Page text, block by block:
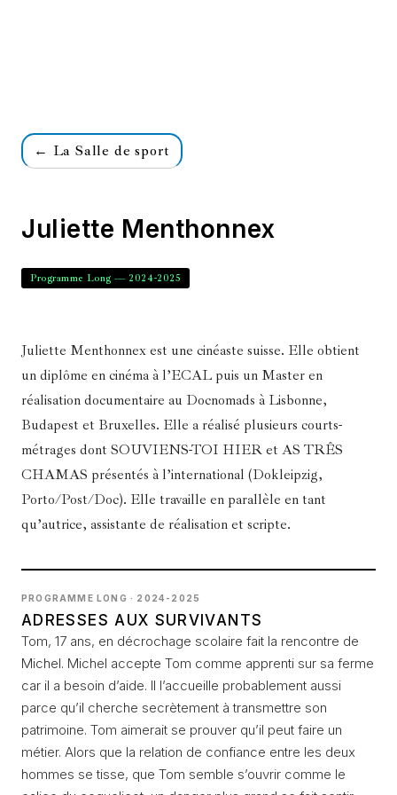
← La Salle de sport
Juliette Menthonnex
Programme Long — 2024-2025
Juliette Menthonnex est une cinéaste suisse. Elle obtient
un diplôme en cinéma à l’ECAL puis un Master en
réalisation documentaire au Docnomads à Lisbonne,
Budapest et Bruxelles. Elle a réalisé plusieurs courts-
métrages dont SOUVIENS-TOI HIER et AS TRÊS
CHAMAS présentés à l’international (Dokleipzig,
Porto/Post/Doc). Elle travaille en parallèle en tant
qu’autrice, assistante de réalisation et scripte.
PROGRAMME LONG · 2024-2025
ADRESSES AUX SURVIVANTS
Tom, 17 ans, en décrochage scolaire fait la rencontre de
Michel. Michel accepte Tom comme apprenti sur sa ferme
car il a besoin d’aide. Il l’accueille probablement aussi
parce qu’il cherche secrètement à transmettre son
patrimoine. Tom aimerait se prouver qu’il peut faire un
métier. Alors que la relation de confiance entre les deux
hommes se tisse, que Tom semble s’ouvrir comme le